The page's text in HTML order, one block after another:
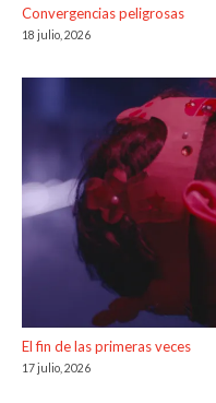
Convergencias peligrosas
18 julio, 2026
El fin de las primeras veces
17 julio, 2026